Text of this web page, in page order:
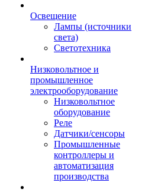
Освещение
Лампы (источники
света)
Светотехника
Низковольтное и
промышленное
электрооборудование
Низковольтное
оборудование
Реле
Датчики/сенсоры
Промышленные
контроллеры и
автоматизация
производства